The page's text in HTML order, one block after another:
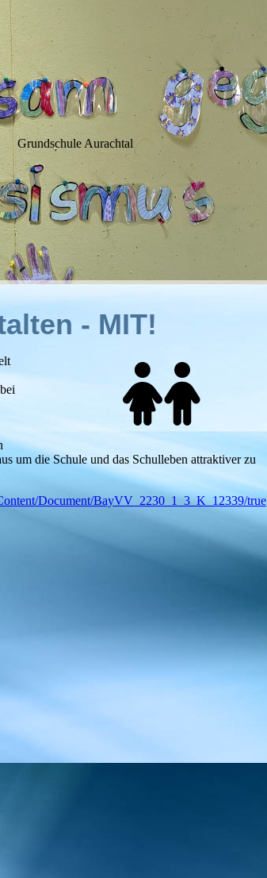
WIM
Grundschule Aurachtal
- MIT!
um die Schule und das Schulleben attraktiver zu
Document/BayVV_2230_1_3_K_12339/true